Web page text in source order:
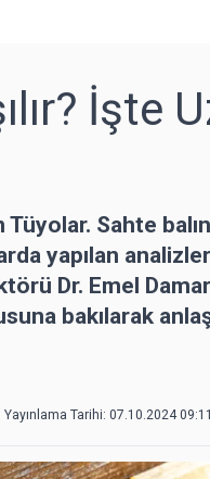
İşte
Tüyolar. Sahte
yapılan
Dr. Emel
bakılarak
Yayınlama Tarihi: 07.10.2024 09:11